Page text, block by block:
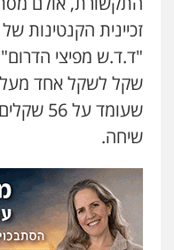
זכיינית הקנטינות
"ד.ד.ש מפיצי
שקל לשקל אחד
שיחה.